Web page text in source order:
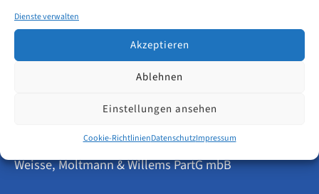
Dienste verwalten
Akzeptieren
Ablehnen
Einstellungen ansehen
Cookie-RichtlinienDatenschutzImpressum
EPA
Weiterlesen
Patentanwälte
Weisse, Moltmann & Willems PartG mbB